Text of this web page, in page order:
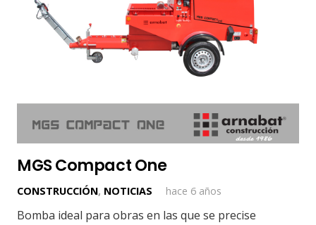
MGS Compact One
CONSTRUCCIÓN, NOTICIAS hace 6 años
Bomba ideal para obras en las que se precise